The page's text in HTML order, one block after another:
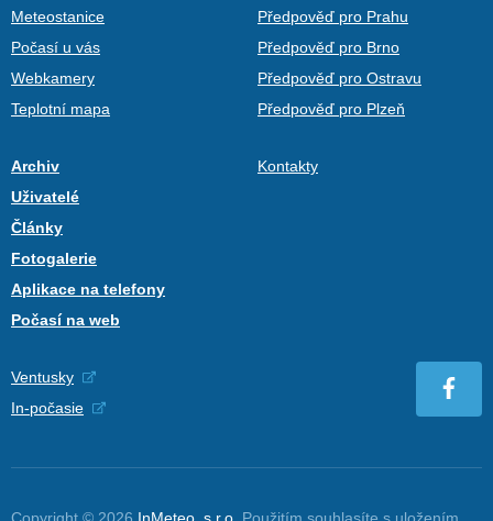
Meteostanice
Počasí u vás
Webkamery
Teplotní mapa
Předpověď pro Prahu
Předpověď pro Brno
Předpověď pro Ostravu
Předpověď pro Plzeň
Archiv
Uživatelé
Články
Fotogalerie
Aplikace na telefony
Počasí na web
Kontakty
Ventusky
In-počasie
Copyright © 2026 InMeteo, s.r.o. Použitím souhlasíte s uložením